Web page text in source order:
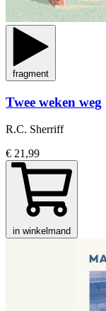
fragment
Twee weken weg
R.C. Sherriff
€ 21,99
in winkelmand